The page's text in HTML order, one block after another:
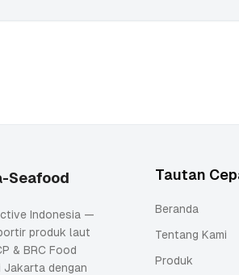
Seafood
Indonesia —
produk laut
& BRC Food
dengan
Tautan
Beranda
Tentang Kami
Produk